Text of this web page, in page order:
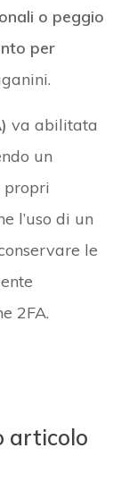
o peggio
per
va abilitata
un
l’uso di un
le
2FA.
articolo